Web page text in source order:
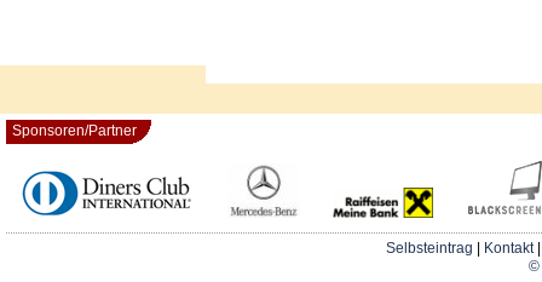
Sponsoren/Partner
Selbsteintrag Kontakt
©